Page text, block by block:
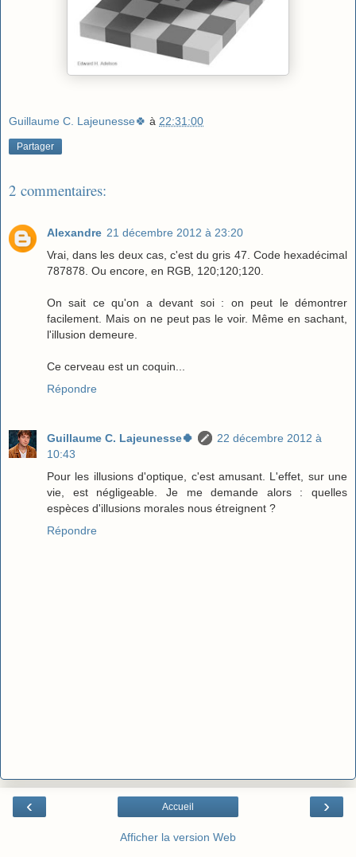
Guillaume C. Lajeunesse🍀 à 22:31:00
Partager
2 commentaires:
Alexandre 21 décembre 2012 à 23:20
Vrai, dans les deux cas, c'est du gris 47. Code hexadécimal
787878. Ou encore, en RGB, 120;120;120.
On sait ce qu'on a devant soi : on peut le démontrer
facilement. Mais on ne peut pas le voir. Même en sachant,
l'illusion demeure.
Ce cerveau est un coquin...
Répondre
Guillaume C. Lajeunesse🍀
22 décembre 2012 à
10:43
Pour les illusions d'optique, c'est amusant. L'effet, sur une
vie, est négligeable. Je me demande alors : quelles
espèces d'illusions morales nous étreignent ?
Répondre
‹ ›
Accueil
Afficher la version Web